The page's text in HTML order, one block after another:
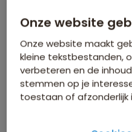
Meer
vr 23 okt / za 14
Gegarandeerd
Onze website
Onze website maakt
kleine tekstbestanden,
verbeteren en de
stemmen op je
toestaan of afzonderlijk